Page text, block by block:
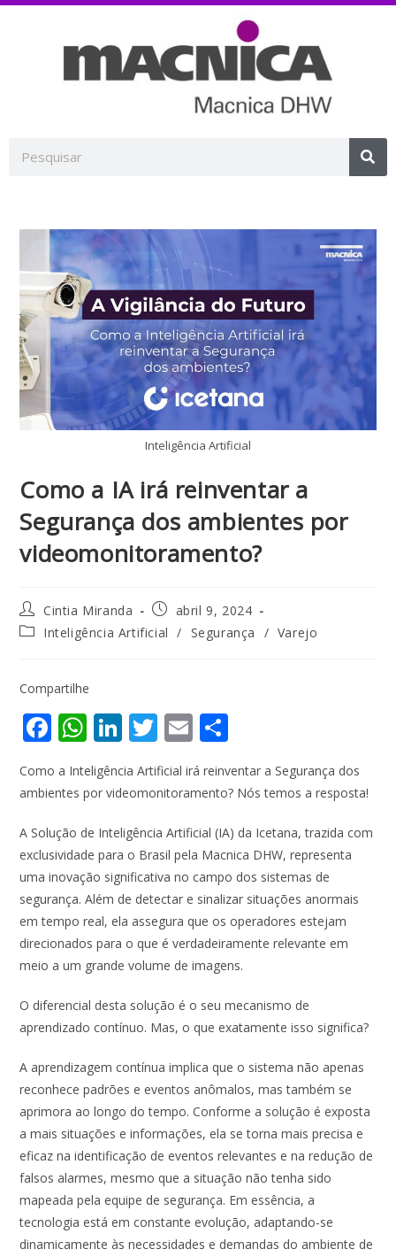
Inteligência Artificial
Como a IA irá reinventar a
Segurança dos ambientes por
videomonitoramento?
Cintia Miranda
abril 9, 2024
Inteligência Artificial
/ Segurança / Varejo
Compartilhe
F
e
o
o
k
W
h
at
A
p
p
Li
k
dI
n
T
w
itt
E
m
ai ar
Como a Inteligência Artificial irá reinventar a Segurança dos
ambientes por videomonitoramento? Nós temos a resposta!
A Solução de Inteligência Artificial (IA) da Icetana, trazida com
exclusividade para o Brasil pela Macnica DHW, representa
uma inovação significativa no campo dos sistemas de
segurança. Além de detectar e sinalizar situações anormais
em tempo real, ela assegura que os operadores estejam
direcionados para o que é verdadeiramente relevante em
meio a um grande volume de imagens.
O diferencial desta solução é o seu mecanismo de
aprendizado contínuo. Mas, o que exatamente isso significa?
A aprendizagem contínua implica que o sistema não apenas
reconhece padrões e eventos anômalos, mas também se
aprimora ao longo do tempo. Conforme a solução é exposta
a mais situações e informações, ela se torna mais precisa e
eficaz na identificação de eventos relevantes e na redução de
falsos alarmes, mesmo que a situação não tenha sido
mapeada pela equipe de segurança. Em essência, a
tecnologia está em constante evolução, adaptando-se
dinamicamente às necessidades e demandas do ambiente de